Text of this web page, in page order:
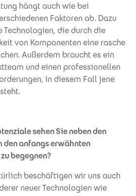
hängt auch wie bei
Faktoren ab. Dazu
Technologien, die durch die
von Komponenten eine rasche
Außerdem braucht es ein
und einen professionellen
in diesem Fall jene
sehen Sie neben den
den anfangs erwähnten
begegnen?
beschäftigen wir uns auch
neuer Technologien wie